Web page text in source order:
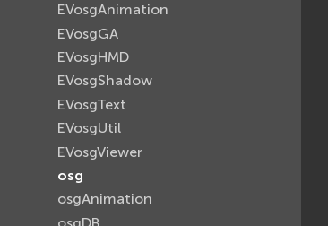
EVosgAnimation
EVosgGA
EVosgHMD
EVosgShadow
EVosgText
EVosgUtil
EVosgViewer
osg
osgAnimation